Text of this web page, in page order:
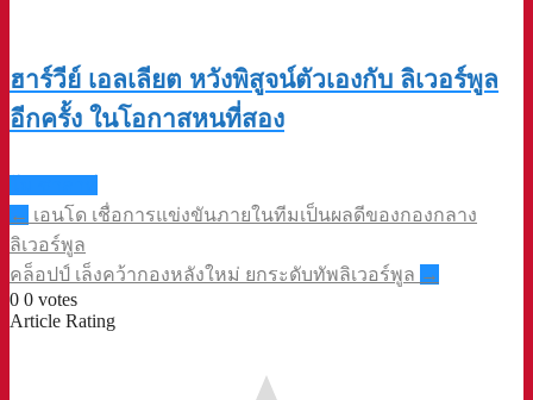
ฮาร์วีย์ เอลเลียต หวังพิสูจน์ตัวเองกับ ลิเวอร์พูล
อีกครั้ง ในโอกาสหนที่สอง
Post
navigation
← เอนโด เชื่อการแข่งขันภายในทีมเป็นผลดีของกองกลาง
ลิเวอร์พูล
คล็อปป์ เล็งคว้ากองหลังใหม่ ยกระดับทัพลิเวอร์พูล →
0 0 votes
Article Rating